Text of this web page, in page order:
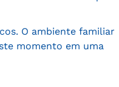
O ambiente familiar
momento em uma